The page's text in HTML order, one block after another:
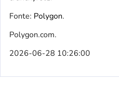
Fonte: Polygon.
Polygon.com.
2026-06-28 10:26:00